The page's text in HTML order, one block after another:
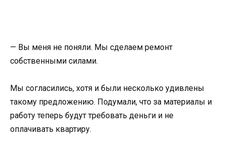
— Вы меня не поняли. Мы сделаем ремонт
собственными силами.
Мы согласились, хотя и были несколько удивлены
такому предложению. Подумали, что за материалы и
работу теперь будут требовать деньги и не
оплачивать квартиру.